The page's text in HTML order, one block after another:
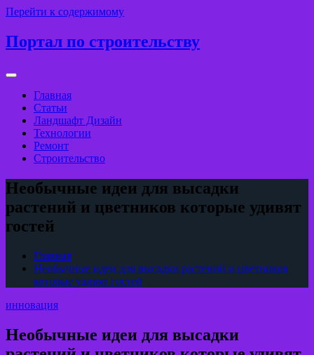
Перейти к содержимому
Портал по строительству
Главная
Статьи
Ландшафт Дизайн
Технологии
Ремонт
Строительство
Необычные идеи для высадки
растений и цветников которые удивят
гостей
Главная
Необычные идеи для высадки растений и цветников
которые удивят гостей
инновация
Необычные идеи для высадки